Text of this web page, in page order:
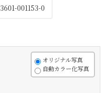
3601-001153-0
オリジナル写真
自動カラー化写真